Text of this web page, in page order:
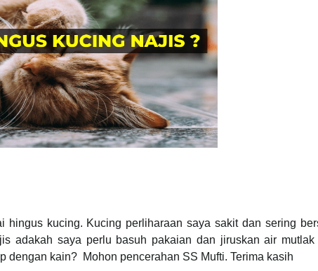
hingus kucing. Kucing perliharaan saya sakit dan sering
adakah saya perlu basuh pakaian dan jiruskan air mutlak
dengan kain? Mohon pencerahan SS Mufti. Terima kasih